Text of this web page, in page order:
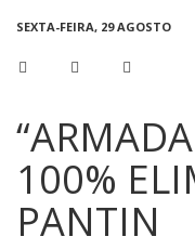
SEXTA-FEIRA, 29 AGOSTO
100%
PANTIN